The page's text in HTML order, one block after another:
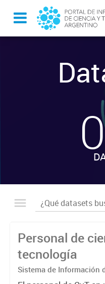
Personal de
tecnología
Sistema de Información
Tecnología Argentino